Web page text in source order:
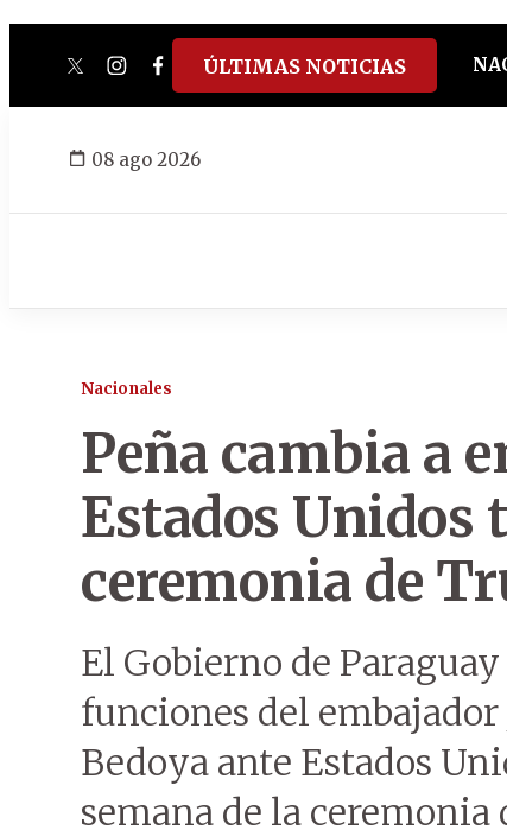
twitterinstagram
facebook
tiktokyoutube
spotify
ÚLTIMAS NOTICIAS
08 ago 2026
Nacionales
Peña cambia a
Estados Unidos
ceremonia de
El Gobierno de
funciones del embajador
Bedoya ante Estados
semana de la